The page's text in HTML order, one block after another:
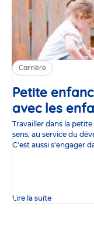
Carrière
Petite
avec les
Travailler dans la
sens, au service du
C'est aussi s'engager
Lire la suite